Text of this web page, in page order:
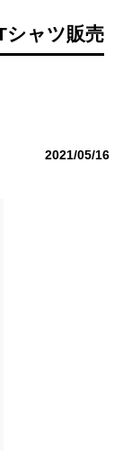
シャツ販売
2021/05/16